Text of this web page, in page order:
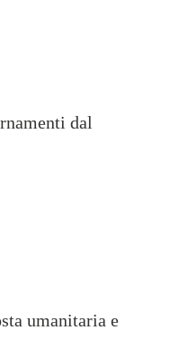
dal
umanitaria e